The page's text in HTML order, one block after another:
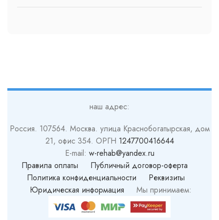
наш адрес:
Россия. 107564. Москва. улица Краснобогатырская, дом
21, офис 354. ОРГН 1247700416644
E-mail: w-rehab@yandex.ru
Правила оплаты
Публичный договор-оферта
Политика конфиденциальности
Реквизиты
Юридическая информация Мы принимаем: